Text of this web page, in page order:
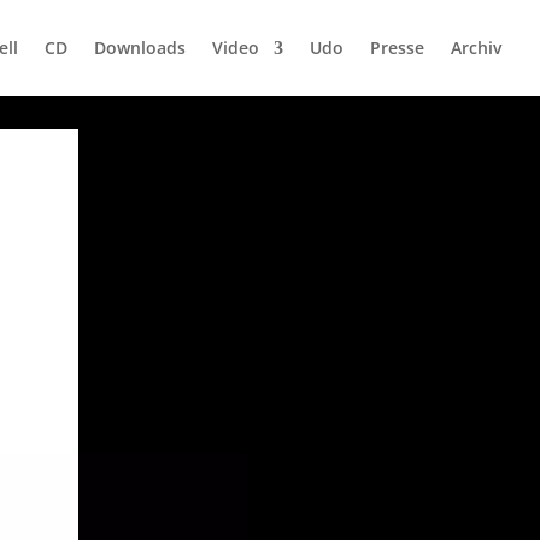
CD Downloads Video Udo Presse Archiv